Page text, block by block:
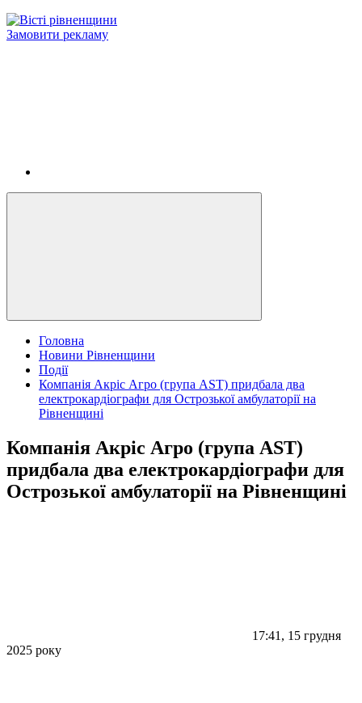
Замовити рекламу
Головна
Новини Рівненщини
Події
Компанія Акріс Агро (група АSТ) придбала два
електрокардіографи для Острозької амбулаторії на
Рівненщині
Компанія Акріс Агро (група АSТ)
придбала два електрокардіографи для
Острозької амбулаторії на Рівненщині
17:41, 15 грудня
2025 року